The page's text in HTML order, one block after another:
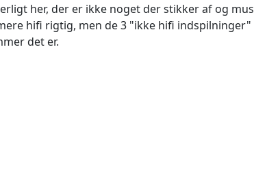
her, der er ikke noget der stikker af og
hifi rigtig, men de 3 "ikke hifi
det er.